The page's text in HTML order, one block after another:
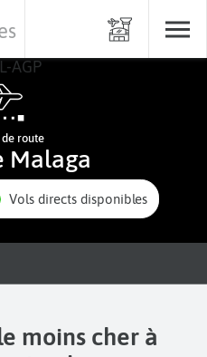
route
Malaga
Vols directs disponibles
moins cher à